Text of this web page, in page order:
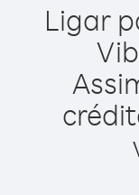
Ligar